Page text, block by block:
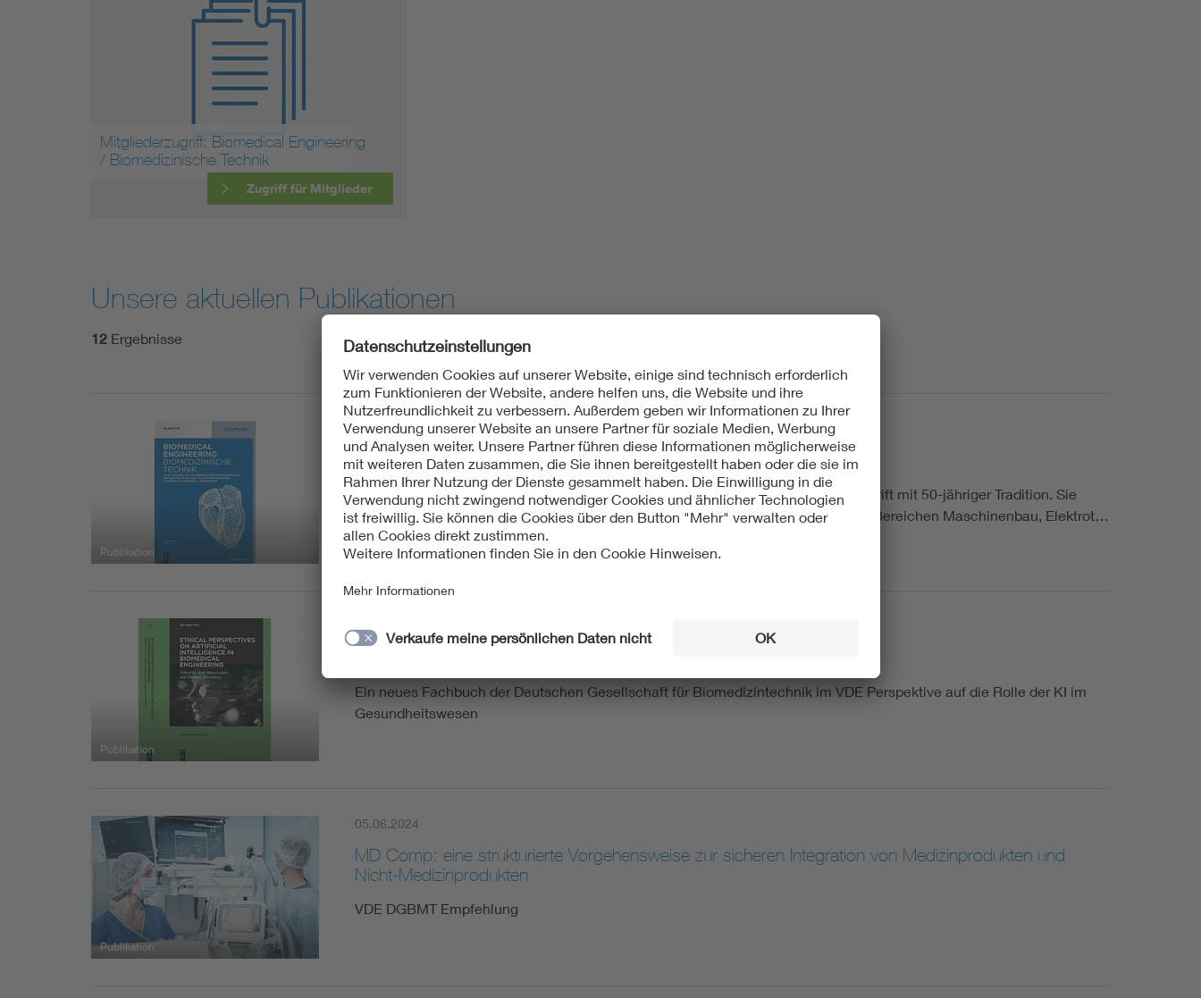
Mitgliederzugriff: Biomedical Engineering
/ Biomedizinische Technik
Zugriff für Mitglieder
Unsere aktuellen Publikationen
12 Ergebnisse
Publikation
17.07.2026
Neue Ausgabe 03/2026
Biomedical Engineering / Biomedizinische Technik ist eine etablierte Fachzeitschrift mit 50-jähriger Tradition. Sie
versteht sich als interdisziplinäres Forum für wissenschaftliche Beiträge aus den Bereichen Maschinenbau, Elektrot…
Publikation
09.03.2026
Ein neues Fachbuch der Deutschen Gesellschaft für Biomedizintechnik im VDE Perspektive auf die Rolle der KI im
Gesundheitswesen
Publikation
05.06.2024
MD Comp: eine strukturierte Vorgehensweise zur sicheren Integration von Medizinprodukten und
Nicht-Medizinprodukten
VDE DGBMT Empfehlung